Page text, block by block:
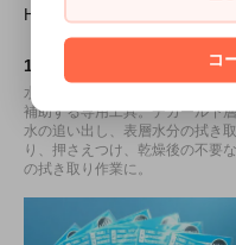
HiQParts -デカールスキージ
（1本入）
1,070円(税込1,177円)
水転写式デカールの貼り付け作業
補助する専用工具。デカール下
水の追い出し、表層水分の拭き取
り、押さえつけ、乾燥後の不要
の拭き取り作業に。
コ